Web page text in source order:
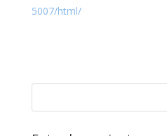
5007/html/